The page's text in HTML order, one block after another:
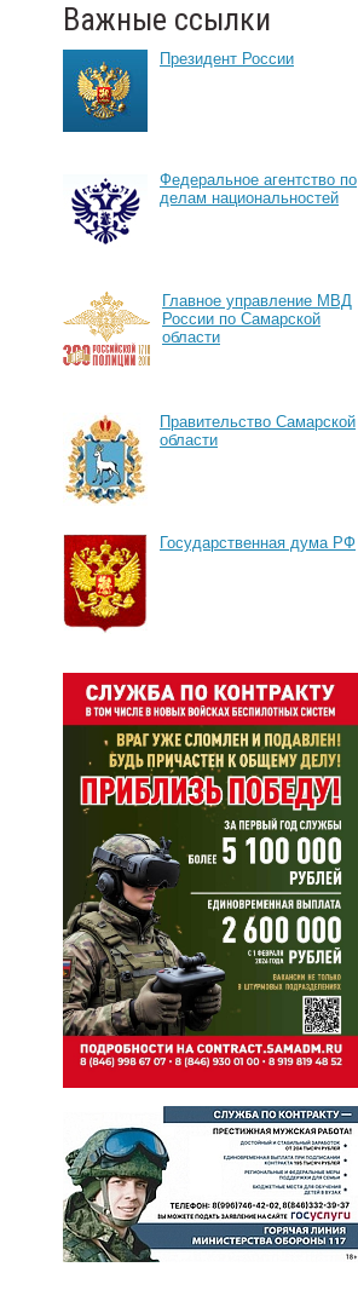
Важные ссылки
Президент России
Федеральное агентство по
делам национальностей
Главное управление МВД
России по Самарской
области
Правительство Самарской
области
Государственная дума РФ